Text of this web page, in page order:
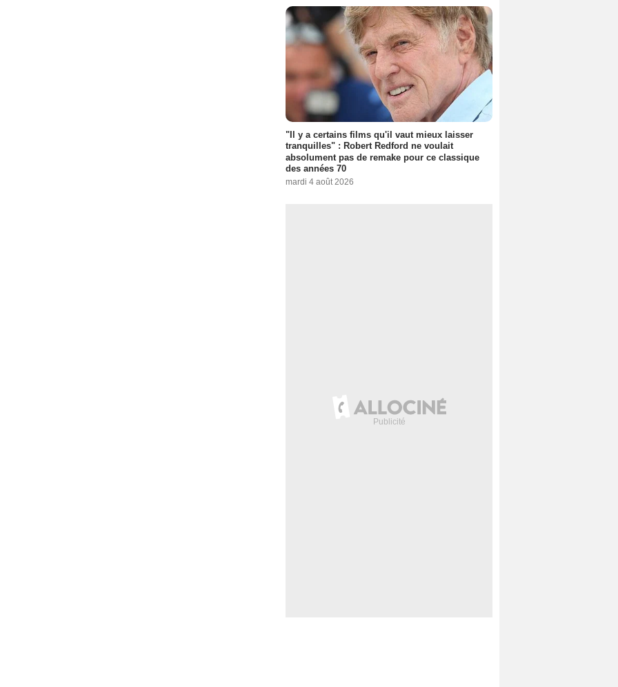
"Il y a certains films qu'il vaut mieux laisser
tranquilles" : Robert Redford ne voulait
absolument pas de remake pour ce classique
des années 70
mardi 4 août 2026